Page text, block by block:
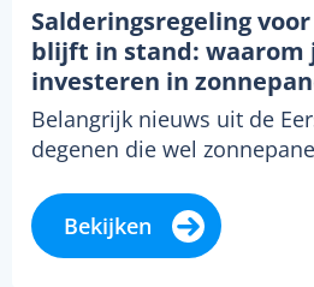
Salderingsregeling
blijft in stand: waarom
investeren in
Belangrijk nieuws uit de
degenen die wel
salderingsregeling…
Bekijken